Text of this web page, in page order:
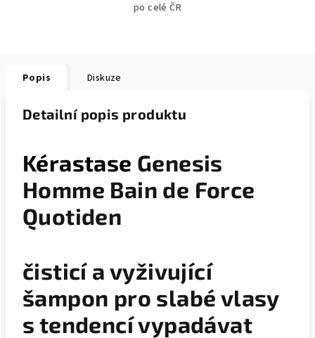
po celé ČR
Popis Diskuze
Detailní popis produktu
Kérastase Genesis
Homme Bain de Force
Quotiden
čisticí a vyživující
šampon pro slabé vlasy
s tendencí vypadávat